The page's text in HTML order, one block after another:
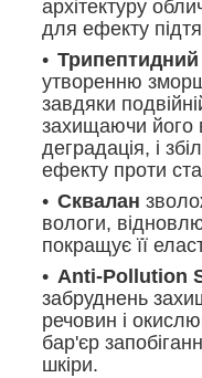
архітектуру
для ефекту
утворенню
завдяки
захищаючи його
деградація, і
ефекту проти
Сквалан
вологи,
покращує її
Anti-Pollution
забруднень
речовин і
бар'єр
шкіри.